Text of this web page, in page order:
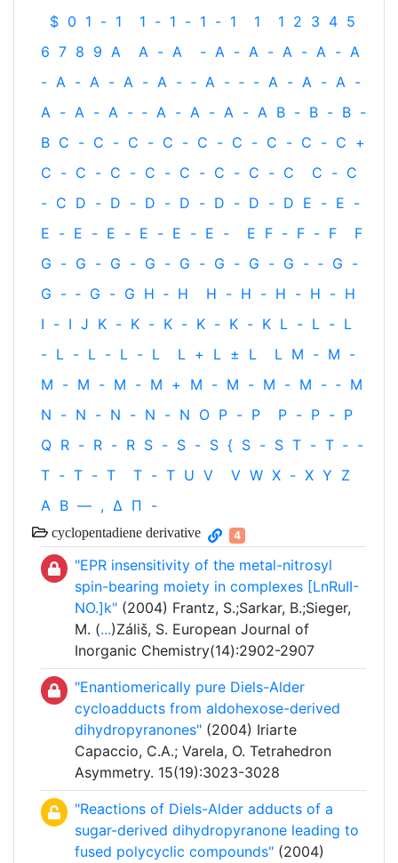
$ 0 1 - 1 1 - 1 - 1 - 1 1 1 2 3 4 5
6 7 8 9 A A - A - A - A - A - A - A
- A - A - A - A - ‐ A - ‐ - A - A - A -
A - A - A - ‐ A - A - A - A B - B - B -
B C - C - C - C - C - C - C - C - C +
C - C - C - C - C - C - C - C C - C
- C D - D - D - D - D - D - D E - E -
E - E - E - E - E - E - E F - F - F
F
G - G - G - G - G - G - G - G - ‐ G -
G - ‐ G - G H ‐ H H - H - H - H - H
I - I J K - K - K - K - K - K L - L - L
- L - L - L - L L + L ± L L M - M -
M - M - M - M + M - M - M - M - ‐ M
N - N - N - N - N O P - P P - P - P
Q R - R - R S - S - S { S - S T - T ‐ -
T - T - T T - T U V V W X - X Y Z
Α Β — , Δ Π -
cyclopentadiene derivative 4
"EPR insensitivity of the metal-nitrosyl
spin-bearing moiety in complexes [LnRuII-
NO.]k" (2004) Frantz, S.;Sarkar, B.;Sieger,
M. (...)Záliš, S. European Journal of
Inorganic Chemistry(14):2902-2907
"Enantiomerically pure Diels-Alder
cycloadducts from aldohexose-derived
dihydropyranones" (2004) Iriarte
Capaccio, C.A.; Varela, O. Tetrahedron
Asymmetry. 15(19):3023-3028
"Reactions of Diels-Alder adducts of a
sugar-derived dihydropyranone leading to
fused polycyclic compounds" (2004)